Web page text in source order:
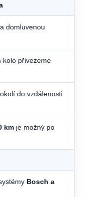
domluvenou
kolo přivezeme
do vzdálenosti
km je možný po
Bosch a